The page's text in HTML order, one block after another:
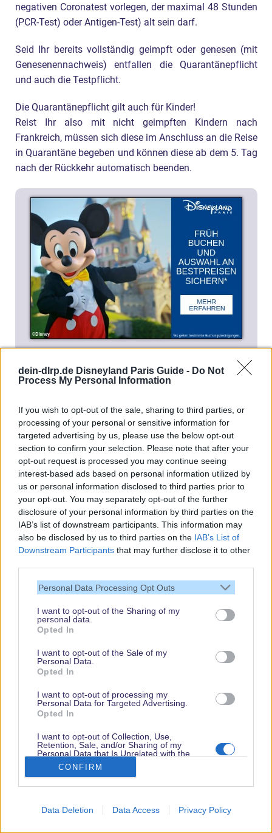
dein-dlrp.de Disneyland Paris Guide - Do Not
Process My Personal Information
If you wish to opt-out of the sale, sharing to third parties, or
processing of your personal or sensitive information for
targeted advertising by us, please use the below opt-out
section to confirm your selection. Please note that after your
opt-out request is processed you may continue seeing
interest-based ads based on personal information utilized by
us or personal information disclosed to third parties prior to
your opt-out. You may separately opt-out of the further
disclosure of your personal information by third parties on the
IAB’s list of downstream participants. This information may
also be disclosed by us to third parties on the IAB’s List of
Downstream Participants that may further disclose it to other
Personal Data Processing Opt Outs
I want to opt-out of the Sharing of my
personal data.
Opted In
I want to opt-out of the Sale of my
Personal Data.
Opted In
I want to opt-out of processing my
Personal Data for Targeted Advertising.
Opted In
I want to opt-out of Collection, Use,
Retention, Sale, and/or Sharing of my
Personal Data that Is Unrelated with the
Purposes for which it was collected.
Opted Out
CONFIRM
Data Deletion Data Access Privacy Policy
negativen Coronatest vorlegen, der maximal 48 Stunden
(PCR-Test) oder Antigen-Test) alt sein darf.
Seid Ihr bereits vollständig geimpft oder genesen (mit
Genesenennachweis) entfallen die Quarantänepflicht
und auch die Testpflicht.
Die Quarantänepflicht gilt auch für Kinder!
Reist Ihr also mit nicht geimpften Kindern nach
Frankreich, müssen sich diese im Anschluss an die Reise
in Quarantäne begeben und können diese ab dem 5. Tag
nach der Rückkehr automatisch beenden.
Sollte Frankreich oder die Ile-de-France als
Virusvariantengebiet eingestuft werden, verschärfen sich
diese Regelungen weiter. Die Quarantänezeit beträgt
dann 14 Tage und kann nicht durch einen Test oder
einen Genesennachweis umgangen werden.
Auch für die Einreise nach Deutschland reichen dann
weder Impf- noch Genesenennachweis, sondern ein Test
ist erforderlich.
27. Gibt es eine Testpflicht für Reiserückkehrer aus
Risikogebieten?
Ja, nach der Wiedereinreise nach Deutschland müsst Ihr,
wenn Ihr aus einem Land, das als Hochrisikogebiet oder
Virusvariantengebiet eingestuft ist, einen negativen Test
vorlegen, wenn Ihr weder vollständig geimpft noch
genesen seid. Dieser Test darf maximal 48 Stunden
(PCR-Test oder Antigen-Test) alt sein. Diese Regelung
Personen ab 6 Jahren.
Bei Einreise bei einem weder als Hochrisikogebiet noch
Virusvariantengebiet eingestufen Gebiet gilt diese
Testpflicht ebenfalls, für Beförderungen im Luftverkehr.
Bundesrepublik Deutschland anmelden, wenn Ihr aus